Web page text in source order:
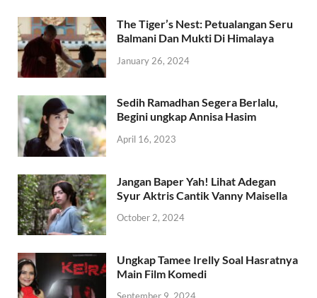
The Tiger’s Nest: Petualangan Seru
Balmani Dan Mukti Di Himalaya
January 26, 2024
Sedih Ramadhan Segera Berlalu,
Begini ungkap Annisa Hasim
April 16, 2023
Jangan Baper Yah! Lihat Adegan
Syur Aktris Cantik Vanny Maisella
October 2, 2024
Ungkap Tamee Irelly Soal Hasratnya
Main Film Komedi